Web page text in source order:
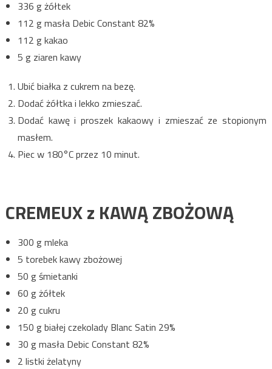
336 g żółtek
112 g masła Debic Constant 82%
112 g kakao
5 g ziaren kawy
Ubić białka z cukrem na bezę.
Dodać żółtka i lekko zmieszać.
Dodać kawę i proszek kakaowy i zmieszać ze stopionym
masłem.
Piec w 180°C przez 10 minut.
CREMEUX z KAWĄ ZBOŻOWĄ
300 g mleka
5 torebek kawy zbożowej
50 g śmietanki
60 g żółtek
20 g cukru
150 g białej czekolady Blanc Satin 29%
30 g masła Debic Constant 82%
2 listki żelatyny